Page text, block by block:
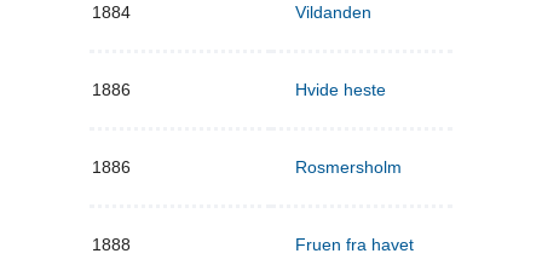
1884 Vildanden
1886 Hvide heste
1886 Rosmersholm
1888 Fruen fra havet